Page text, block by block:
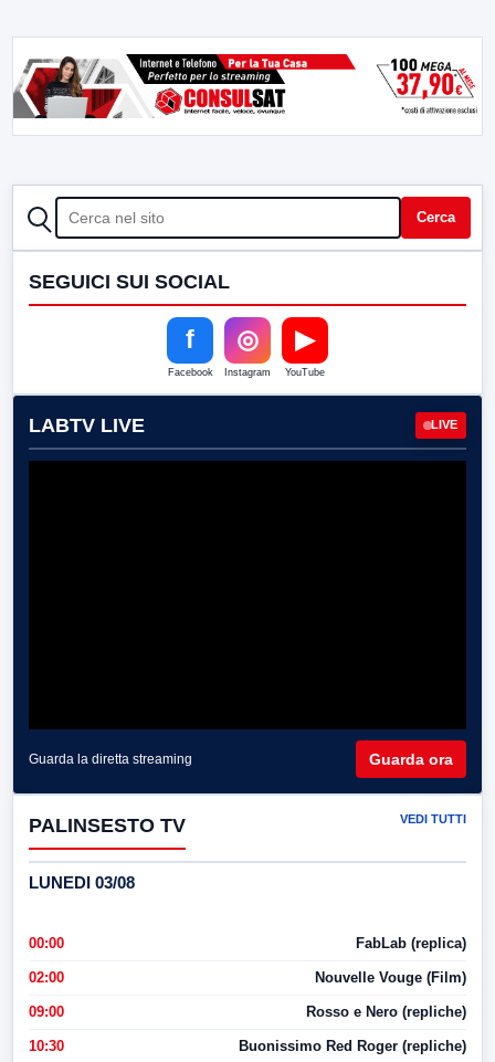
CERCA Cerca
SEGUICI SUI SOCIAL
f
Facebook
◎
Instagram
▶
YouTube
LABTV LIVE LIVE
Guarda la diretta streaming Guarda ora
PALINSESTO TV VEDI TUTTI
LUNEDI 03/08
00:00 FabLab (replica)
02:00 Nouvelle Vouge (Film)
09:00 Rosso e Nero (repliche)
10:30 Buonissimo Red Roger (repliche)